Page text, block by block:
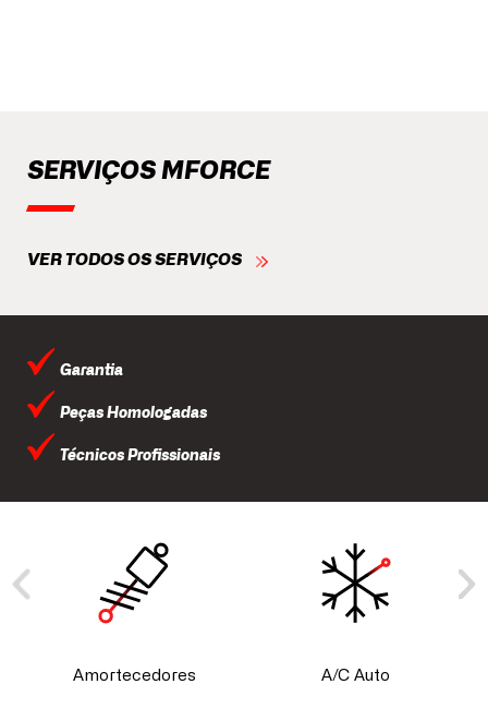
SERVIÇOS MFORCE
VER TODOS OS SERVIÇOS
Garantia
Peças Homologadas
Técnicos Profissionais
Amortecedores A/C Auto